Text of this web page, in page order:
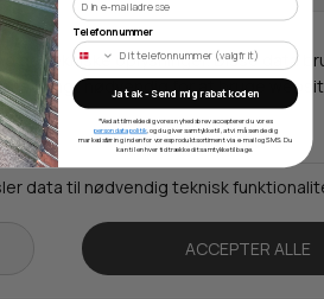
Frederik
Ørbækvej 75
5220 Odense SØ
Telefonnummer
Ja tak - Send mig rabatkoden
*Ved at tilmelde dig vores nyhedsbrev accepterer du vores
persondatapolitik, og du giver samtykke til, at vi må sende dig
markedsføring inden for vores produktsortiment via e-mail og SMS. Du
kan til enhver tid trække dit samtykke tilbage.